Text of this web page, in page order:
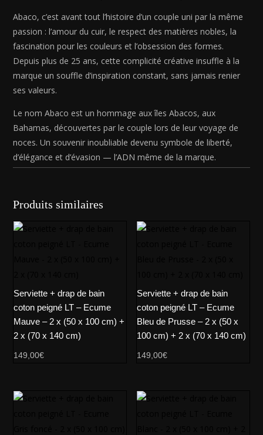
Abaco, c’est avant tout l’histoire d’un couple uni par la même
passion : l’amour du cuir, le respect des matières nobles, la
fascination pour les couleurs et l’obsession des formes.
Depuis plus de 25 ans, cette complicité créative insuffle à la
marque un souffle d’inspiration constant, sans jamais renier
ses valeurs.
Le nom Abaco est un hommage aux îles Abacos, aux
Bahamas, découvertes par le couple lors de leur voyage de
noces. Un souvenir inoubliable devenu symbole de liberté,
d’élégance et d’évasion — l’ADN même de la marque.
Produits similaires
Serviette + drap de bain
coton peigné LT – Ecume
Mauve – 2 x (50 x 100 cm) +
2 x (70 x 140 cm)
149,00€
Serviette + drap de bain
coton peigné LT – Ecume
Bleu de Prusse – 2 x (50 x
100 cm) + 2 x (70 x 140 cm)
149,00€